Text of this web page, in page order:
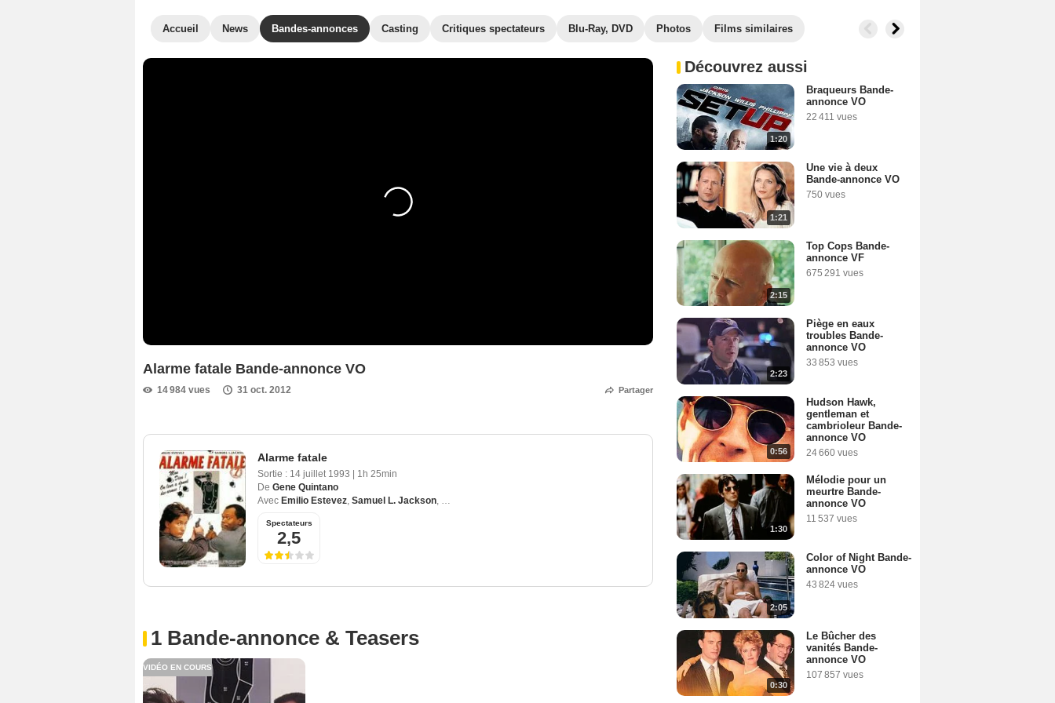
Accueil News Bandes-annonces Casting Critiques spectateurs Blu-Ray, DVD Photos Films similaires
Alarme fatale Bande-annonce VO
14 984 vues 31 oct. 2012 Partager
Alarme fatale
Sortie : 14 juillet 1993
1h 25min
De Gene Quintano
Avec Emilio Estevez, Samuel L. Jackson, Jon Lovitz
Spectateurs
2,5
1 Bande-annonce & Teasers
VIDÉO EN COURS
Découvrez aussi
1:20
Braqueurs Bande-
annonce VO
22 411 vues
1:21
Une vie à deux
Bande-annonce VO
750 vues
2:15
Top Cops Bande-
annonce VF
675 291 vues
2:23
Piège en eaux
troubles Bande-
annonce VO
33 853 vues
0:56
Hudson Hawk,
gentleman et
cambrioleur Bande-
annonce VO
24 660 vues
1:30
Mélodie pour un
meurtre Bande-
annonce VO
11 537 vues
2:05
Color of Night Bande-
annonce VO
43 824 vues
0:30
Le Bûcher des
vanités Bande-
annonce VO
107 857 vues